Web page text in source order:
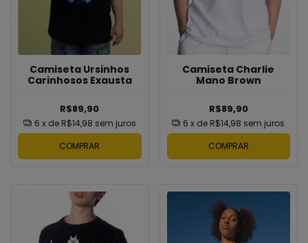
Camiseta Ursinhos
Carinhosos Exausta
R$89,90
6 x de R$14,98 sem juros
COMPRAR
Camiseta Charlie
Mano Brown
R$89,90
6 x de R$14,98 sem juros
COMPRAR